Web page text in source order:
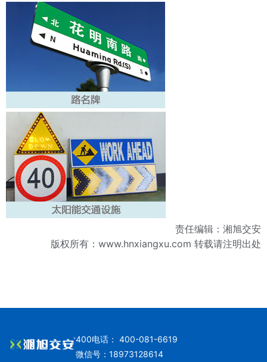
责任编辑：湘旭交安
版权所有： www.hnxiangxu.com 转载请注明出处
400电话： 400-081-6619
微信号：18973128614